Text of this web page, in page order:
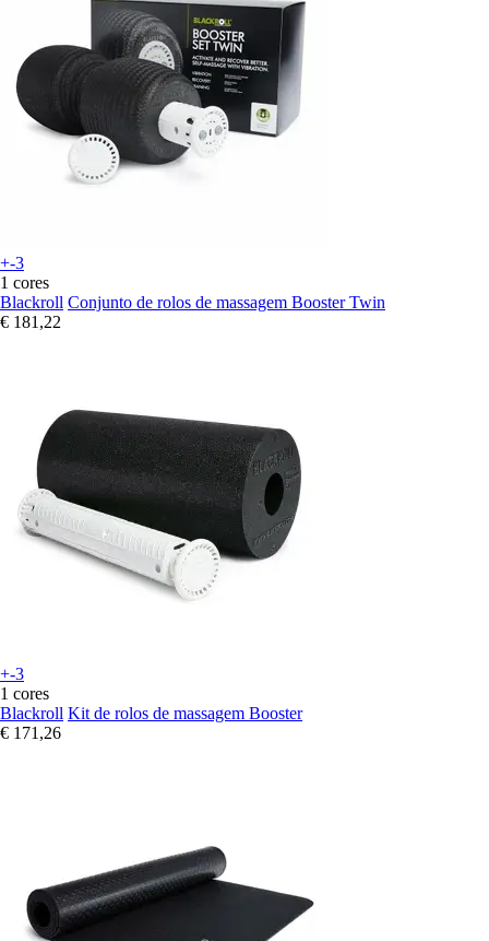
+-3
1 cores
Blackroll Conjunto de rolos de massagem Booster Twin
€ 181,22
+-3
1 cores
Blackroll Kit de rolos de massagem Booster
€ 171,26